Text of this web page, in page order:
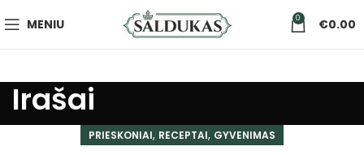
MENIU 0 €0.00
Irašai
PRIESKONIAI, RECEPTAI, GYVENIMAS